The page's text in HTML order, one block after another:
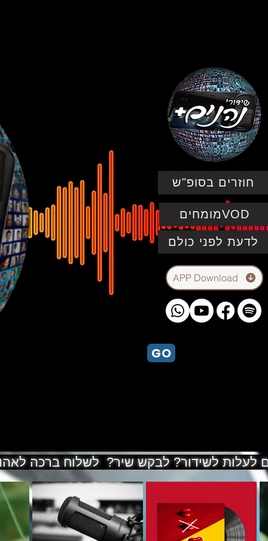
לשידור החי
חוזרים בסופ"ש
מומחיםVOD
לדעת לפני כולם
שתפו רישום לאפליקציה
APP Download
GO
לעלות לשידור? לבקש שיר? לשלוח ברכה